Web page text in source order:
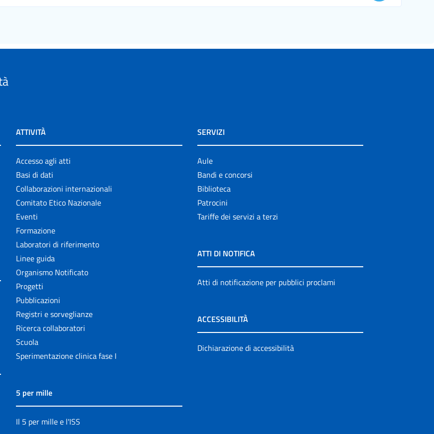
ATTIVITÀ
Accesso agli atti
Basi di dati
Collaborazioni internazionali
Comitato Etico Nazionale
Eventi
Formazione
Laboratori di riferimento
Linee guida
Organismo Notificato
Progetti
Pubblicazioni
Registri e sorveglianze
Ricerca collaboratori
Scuola
Sperimentazione clinica fase I
5 per mille
Il 5 per mille e l'ISS
SERVIZI
Aule
Bandi e concorsi
Biblioteca
Patrocini
Tariffe dei servizi a terzi
ATTI DI NOTIFICA
Atti di notificazione per pubblici proclami
ACCESSIBILITÀ
Dichiarazione di accessibilità